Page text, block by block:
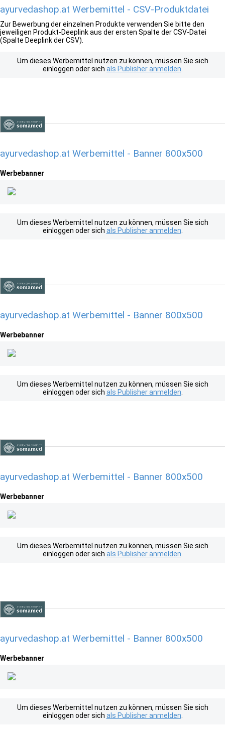
ayurvedashop.at Werbemittel - CSV-Produktdatei
Zur Bewerbung der einzelnen Produkte verwenden Sie bitte den
jeweiligen Produkt-Deeplink aus der ersten Spalte der CSV-Datei
(Spalte Deeplink der CSV).
Um dieses Werbemittel nutzen zu können, müssen Sie sich
einloggen oder sich als Publisher anmelden
ayurvedashop.at Werbemittel - Banner 800x500
Werbebanner
Um dieses Werbemittel nutzen zu können, müssen Sie sich
einloggen oder sich als Publisher anmelden
ayurvedashop.at Werbemittel - Banner 800x500
Werbebanner
Um dieses Werbemittel nutzen zu können, müssen Sie sich
einloggen oder sich als Publisher anmelden
ayurvedashop.at Werbemittel - Banner 800x500
Werbebanner
Um dieses Werbemittel nutzen zu können, müssen Sie sich
einloggen oder sich als Publisher anmelden
ayurvedashop.at Werbemittel - Banner 800x500
Werbebanner
Um dieses Werbemittel nutzen zu können, müssen Sie sich
einloggen oder sich als Publisher anmelden